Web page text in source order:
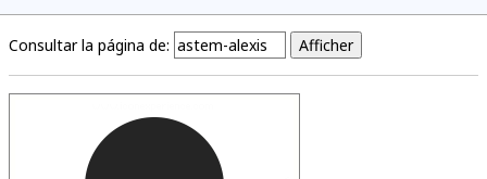
Consultar la página de: